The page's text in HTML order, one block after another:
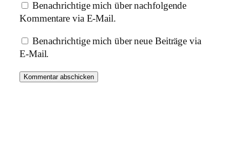
Benachrichtige mich über nachfolgende
Kommentare via E-Mail.
Benachrichtige mich über neue Beiträge via
E-Mail.